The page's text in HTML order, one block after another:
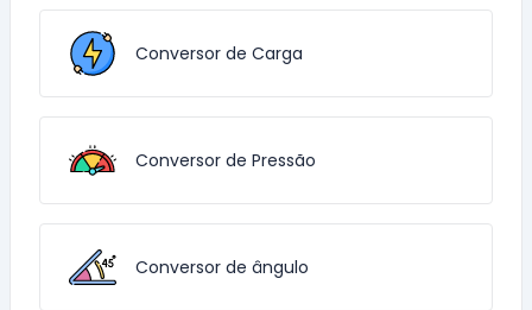
Conversor de Carga
Conversor de Pressão
Conversor de ângulo